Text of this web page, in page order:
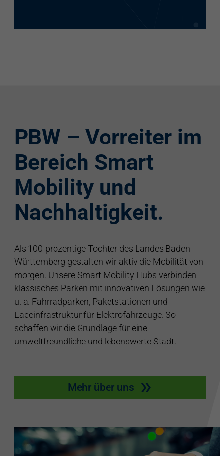
PBW – Vorreiter im
Bereich Smart
Mobility und
Nachhaltigkeit.
Als 100-prozentige Tochter des Landes Baden-
Württemberg gestalten wir aktiv die Mobilität von
morgen. Unsere Smart Mobility Hubs verbinden
klassisches Parken mit innovativen Lösungen wie
u. a. Fahrradparken, Paketstationen und
Ladeinfrastruktur für Elektrofahrzeuge. So
schaffen wir die Grundlage für eine
umweltfreundliche und lebenswerte Stadt.
Mehr über uns